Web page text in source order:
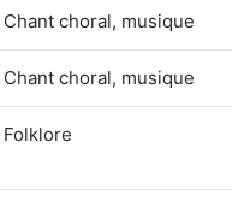
Chant choral, musique
Chant choral, musique
Folklore